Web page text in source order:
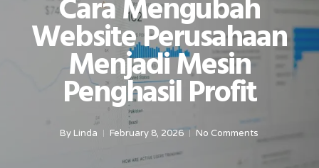
Cara Mengubah
Website Perusahaan
Menjadi Mesin
Penghasil Profit
By Linda February 8, 2026 No Comments